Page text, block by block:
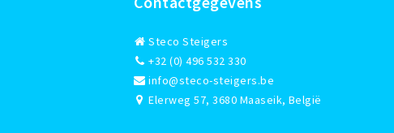
Steco Steigers
+32 (0) 496 532 330
info@steco-steigers.be
Elerweg 57, 3680 Maaseik, België